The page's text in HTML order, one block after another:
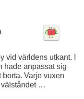
vid världens utkant. I
hade anpassat sig
Varje vuxen
välståndet …